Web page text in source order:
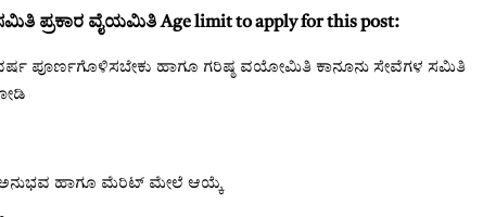
ಪ್ರಕಾರ ವೈಯಮಿತಿ Age limit to apply for this post:
ವರ್ಷ ಪೂರ್ಣಗೊಳಿಸಬೇಕು ಹಾಗೂ ಗರಿಷ್ಠ ವಯೋಮಿತಿ ಕಾನೂನು ಸೇವೆಗಳ ಸಮಿತಿ
ಅನುಭವ ಹಾಗೂ ಮೆರಿಟ್ ಮೇಲೆ ಆಯ್ಕೆ